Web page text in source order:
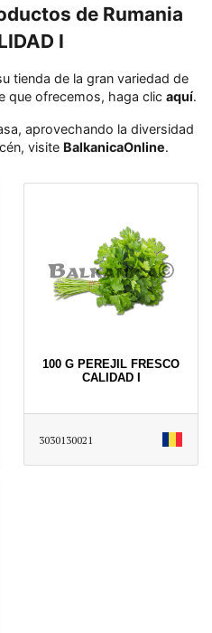
de Rumania
I
tienda de la gran variedad de
que ofrecemos, haga clic aquí․
aprovechando la diversidad
visite BalkanicaOnline․
100 G PEREJIL FRESCO
CALIDAD I
3030130021